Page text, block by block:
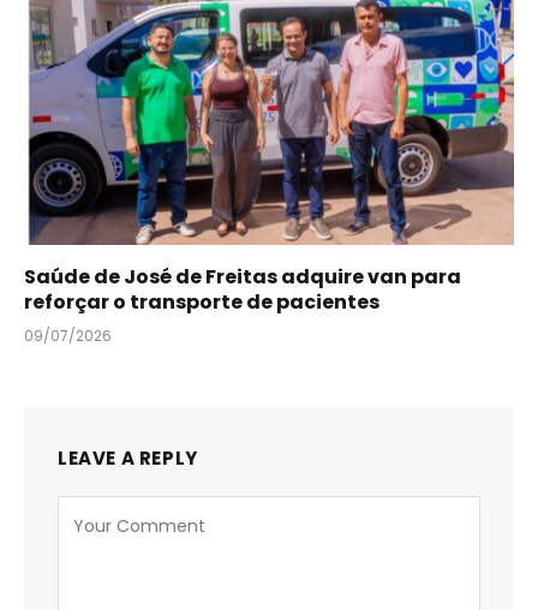
Saúde de José de Freitas adquire van para
reforçar o transporte de pacientes
09/07/2026
LEAVE A REPLY